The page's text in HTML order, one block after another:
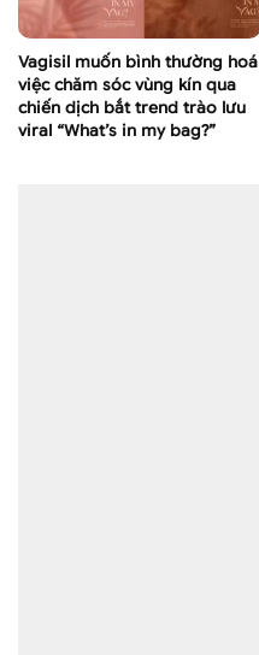
Vagisil muốn bình thường hoá
việc chăm sóc vùng kín qua
chiến dịch bắt trend trào lưu
viral “What’s in my bag?”